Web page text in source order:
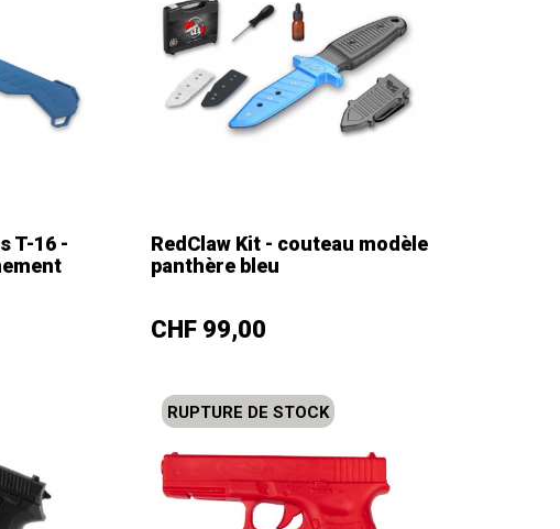
T-16 -
RedClaw Kit - couteau modèle
panthère bleu
Prix
CHF 99,00
RUPTURE DE STOCK